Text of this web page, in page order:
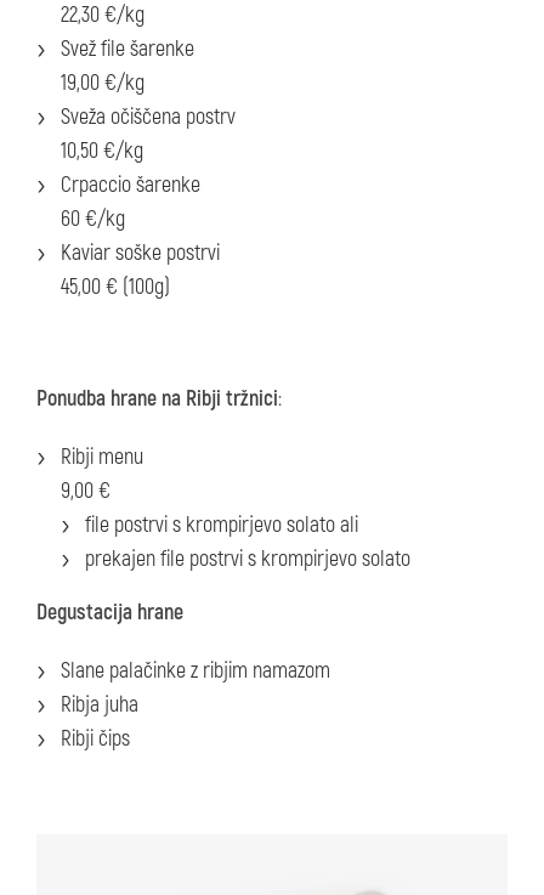
22,30 €/kg
Svež file šarenke
19,00 €/kg
Sveža očiščena postrv
10,50 €/kg
Crpaccio šarenke
60 €/kg
Kaviar soške postrvi
45,00 € (100g)
Ponudba hrane na Ribji tržnici:
Ribji menu
9,00 €
file postrvi s krompirjevo solato ali
prekajen file postrvi s krompirjevo solato
Degustacija hrane
Slane palačinke z ribjim namazom
Ribja juha
Ribji čips